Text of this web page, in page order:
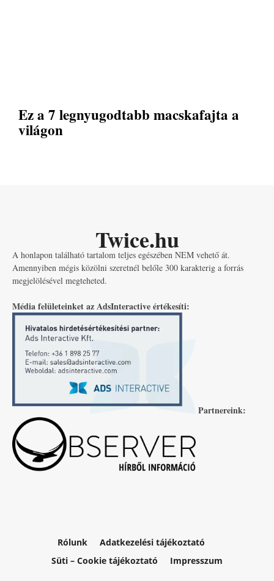
Ez a 7 legnyugodtabb macskafajta a
világon
Twice.hu
A honlapon található tartalom teljes egészében NEM vehető át.
Amennyiben mégis közölni szeretnél belőle 300 karakterig a forrás
megjelölésével megteheted.
Média felületeinket az AdsInteractive értékesíti:
Partnereink:
Rólunk
Adatkezelési tájékoztató
Süti – Cookie tájékoztató
Impresszum